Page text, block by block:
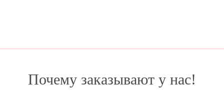
Почему заказывают у нас!